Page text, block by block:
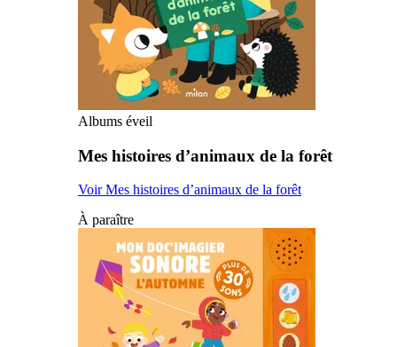
Albums éveil
Mes histoires d’animaux de la forêt
Voir Mes histoires d’animaux de la forêt
À paraître